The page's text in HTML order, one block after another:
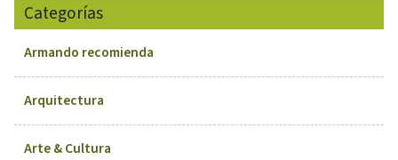
Categorías
Armando recomienda
Arquitectura
Arte & Cultura